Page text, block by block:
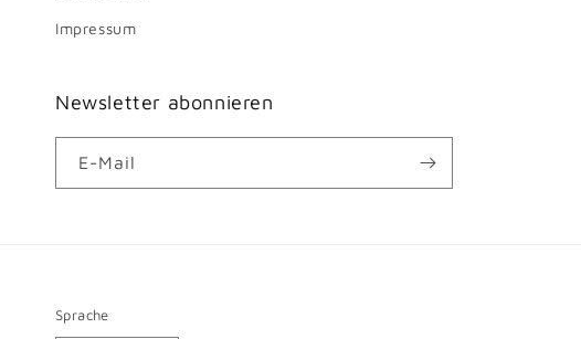
Impressum
Newsletter abonnieren
E-Mail
Sprache